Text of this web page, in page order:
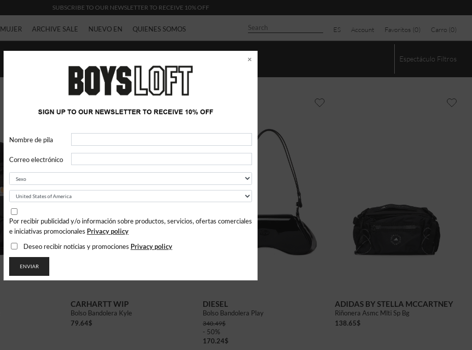
SUBSCRIBE TO OUR NEWSLETTER TO RECEIVE 10% OFF
MUJER ARCHIVE SALE NUEVO EN QUIENES SOMOS ES Account Favoritos (0) Carro (0)
Espectáculo Filtros
CARHARTT WIP
Bolso Bandolera Kyle
79.64$
DIESEL
Bolso Bandolera Play
340.49$
- 50%
170.24$
ADIDAS BY STELLA MCCARTNEY
Riñonera Asmc Mlti Sp Bg
138.65$
×
Nombre de pila
Correo electrónico
Por recibir publicidad y/o información sobre productos, servicios, ofertas comerciales
e iniciativas promocionales Privacy policy
Deseo recibir noticias y promociones Privacy policy
ENVIAR